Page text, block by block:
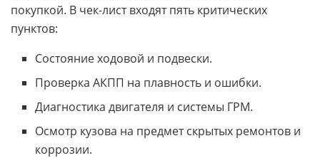
покупкой. В чек-лист входят пять критических
пунктов:
Состояние ходовой и подвески.
Проверка АКПП на плавность и ошибки.
Диагностика двигателя и системы ГРМ.
Осмотр кузова на предмет скрытых ремонтов и
коррозии.